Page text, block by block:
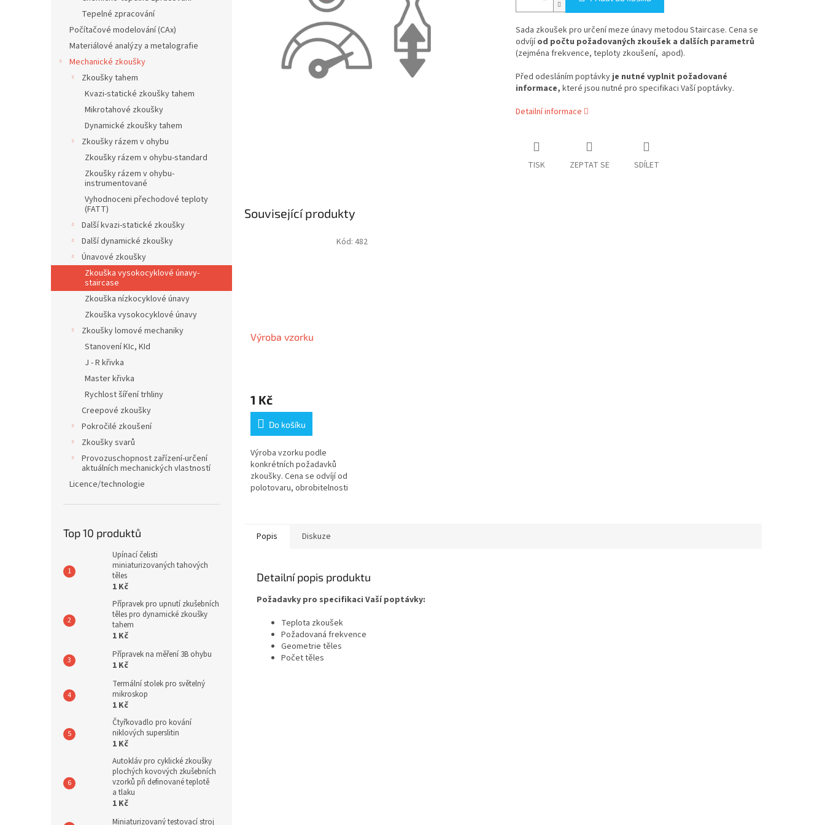
Tepelné zpracování
Počítačové modelování (CAx)
Materiálové analýzy a metalografie
Mechanické zkoušky
Zkoušky tahem
Kvazi-statické zkoušky tahem
Mikrotahové zkoušky
Dynamické zkoušky tahem
Zkoušky rázem v ohybu
Zkoušky rázem v ohybu-standard
Zkoušky rázem v ohybu-
instrumentované
Vyhodnoceni přechodové teploty
(FATT)
Další kvazi-statické zkoušky
Další dynamické zkoušky
Únavové zkoušky
Zkouška vysokocyklové únavy-
staircase
Zkouška nízkocyklové únavy
Zkouška vysokocyklové únavy
Zkoušky lomové mechaniky
Stanovení KIc, KId
J - R křivka
Master křivka
Rychlost šíření trhliny
Creepové zkoušky
Pokročilé zkoušení
Zkoušky svarů
Provozuschopnost zařízení-určení
aktuálních mechanických vlastností
Licence/technologie
Top 10 produktů
Upínací čelisti
miniaturizovaných tahových
těles
1 Kč
Přípravek pro upnutí zkušebních
těles pro dynamické zkoušky
tahem
1 Kč
Přípravek na měření 3B ohybu
1 Kč
Termální stolek pro světelný
mikroskop
1 Kč
Čtyřkovadlo pro kování
niklových superslitin
1 Kč
Autokláv pro cyklické zkoušky
plochých kovových zkušebních
vzorků při definované teplotě
a tlaku
1 Kč
Miniaturizovaný testovací stroj
Sada zkoušek pro určení meze únavy metodou Staircase. Cena se
odvíjíod počtu požadovaných zkoušek a dalších parametrů
(zejména frekvence, teploty zkoušení, apod).
Před odesláním poptávkyje nutné vyplnit požadované
informace, které jsou nutné pro specifikaci Vaší poptávky.
Detailní informace
TISK ZEPTAT SE SDÍLET
Související produkty
Výroba vzorku
1 Kč
Do košíku
Výroba vzorku podle
konkrétních požadavků
zkoušky. Cena se odvíjí od
polotovaru, obrobitelnosti
Kód: 482
Popis Diskuze
Detailní popis produktu
Požadavky pro specifikaci Vaší poptávky:
Teplota zkoušek
Požadovaná frekvence
Geometrie těles
Počet těles